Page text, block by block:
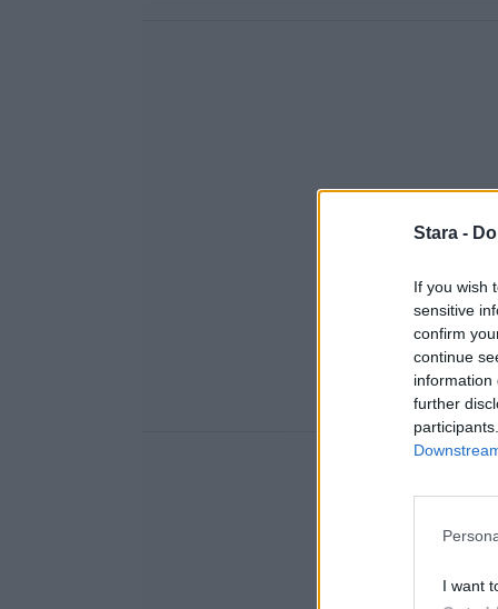
Stara -
If you wish
sensitive
confirm
continue
information
further
I want